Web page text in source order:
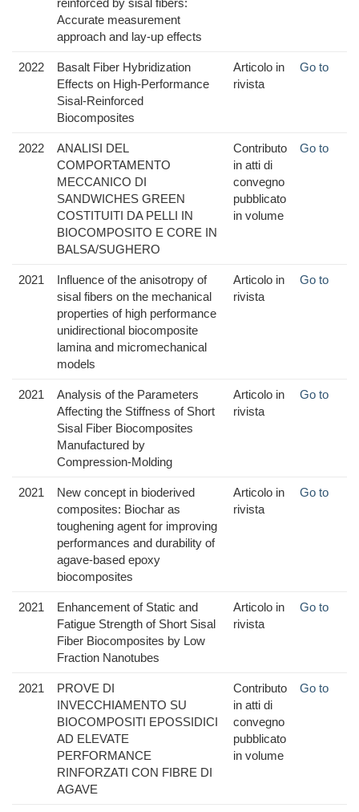
reinforced by sisal fibers:
Accurate measurement
approach and lay-up effects
2022
Basalt Fiber Hybridization
Effects on High-Performance
Sisal-Reinforced
Biocomposites
Articolo in
rivista
Go to
2022
ANALISI DEL
COMPORTAMENTO
MECCANICO DI
SANDWICHES GREEN
COSTITUITI DA PELLI IN
BIOCOMPOSITO E CORE IN
BALSA/SUGHERO
Contributo
in atti di
convegno
pubblicato
in volume
Go to
2021
Influence of the anisotropy of
sisal fibers on the mechanical
properties of high performance
unidirectional biocomposite
lamina and micromechanical
models
Articolo in
rivista
Go to
2021
Analysis of the Parameters
Affecting the Stiffness of Short
Sisal Fiber Biocomposites
Manufactured by
Compression-Molding
Articolo in
rivista
Go to
2021
New concept in bioderived
composites: Biochar as
toughening agent for improving
performances and durability of
agave-based epoxy
biocomposites
Articolo in
rivista
Go to
2021
Enhancement of Static and
Fatigue Strength of Short Sisal
Fiber Biocomposites by Low
Fraction Nanotubes
Articolo in
rivista
Go to
2021
PROVE DI
INVECCHIAMENTO SU
BIOCOMPOSITI EPOSSIDICI
AD ELEVATE
PERFORMANCE
RINFORZATI CON FIBRE DI
AGAVE
Contributo
in atti di
convegno
pubblicato
in volume
Go to